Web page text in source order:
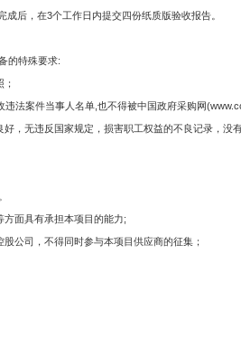
后，在3个工作日内提交四份纸质版验收报告。
的特殊要求:
法案件当事人名单,也不得被中国政府采购网
，无违反国家规定，损害职工权益的不良记录，
面具有承担本项目的能力;
公司，不得同时参与本项目供应商的征集；